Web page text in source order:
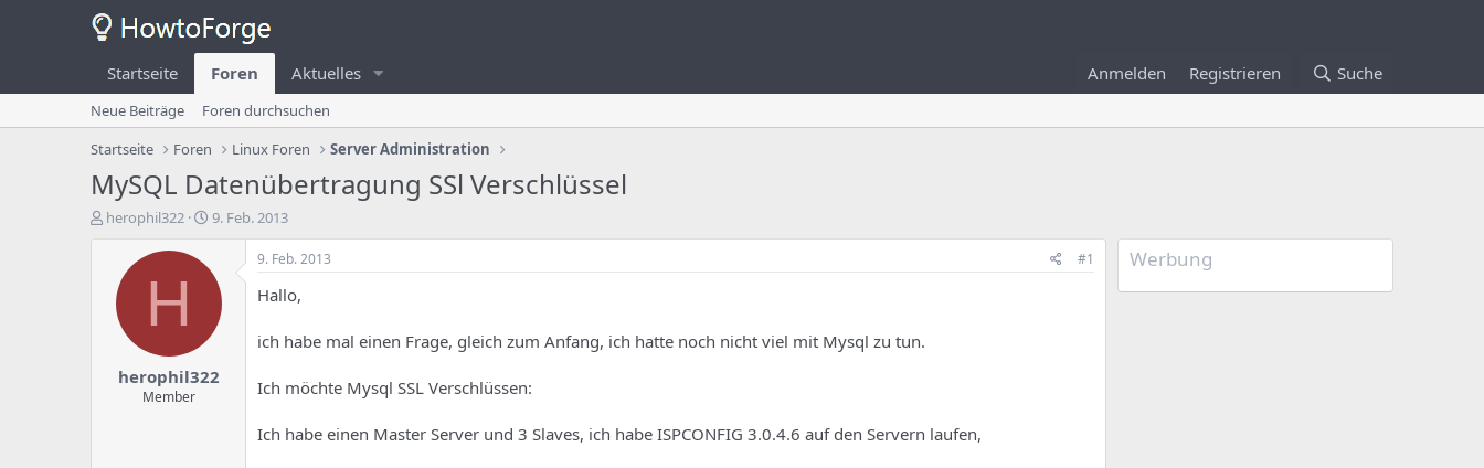
Startseite Foren Aktuelles Anmelden Registrieren Suche
Neue Beiträge
Foren durchsuchen
Startseite
Foren Linux Foren Server Administration
MySQL Datenübertragung SSl Verschlüssel
E
herophil322
E
t
l
n
9. Feb. 2013
H
herophil322
Member
9. Feb. 2013 #1
Hallo,
ich habe mal einen Frage, gleich zum Anfang, ich hatte noch nicht viel mit Mysql zu tun.
Ich möchte Mysql SSL Verschlüssen:
Ich habe einen Master Server und 3 Slaves, ich habe ISPCONFIG 3.0.4.6 auf den Servern laufen,
Werbung